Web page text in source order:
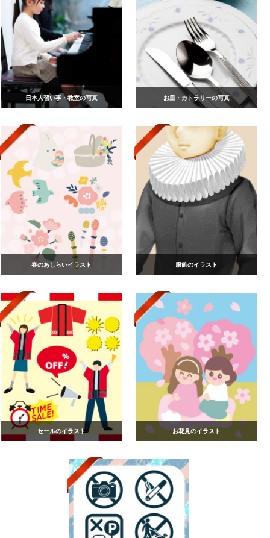
日本人習い事・教室の写真 お皿・カトラリーの写真
春のあしらいイラスト 服飾のイラスト
セールのイラスト お花見のイラスト